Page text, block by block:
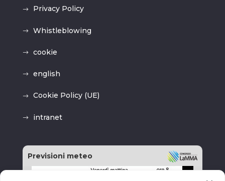
Privacy Policy
Whistleblowing
cookie
english
Cookie Policy (UE)
intranet
Previsioni meteo